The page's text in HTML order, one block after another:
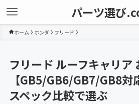
パーツ選び
ホーム ホンダ フリード
フリード ルーフキャリア
【GB5/GB6/GB7/GB8対
スペック比較で選ぶ